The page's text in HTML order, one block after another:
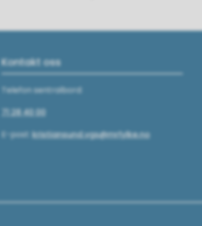
Kontakt oss
Telefon sentralbord:
71 28 40 00
E-post:kristiansund.vgs@mrfylke.no